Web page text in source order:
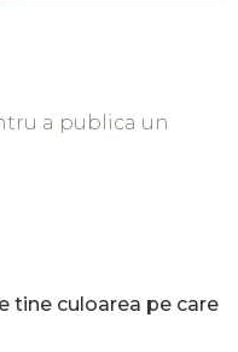
a publica un
tine culoarea pe care